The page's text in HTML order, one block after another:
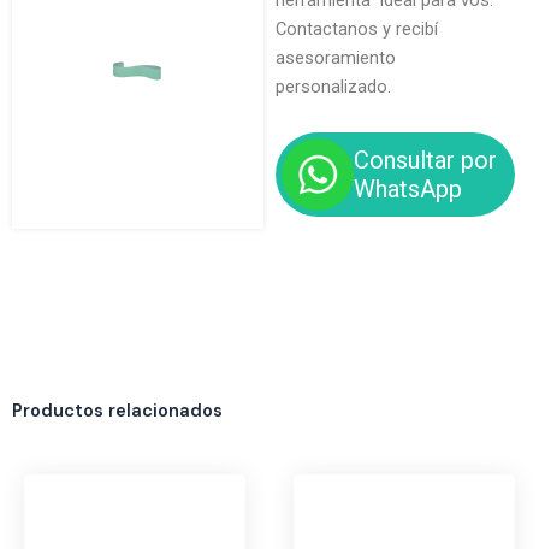
Contactanos y recibí
asesoramiento
personalizado.
Consultar por
WhatsApp
Productos relacionados